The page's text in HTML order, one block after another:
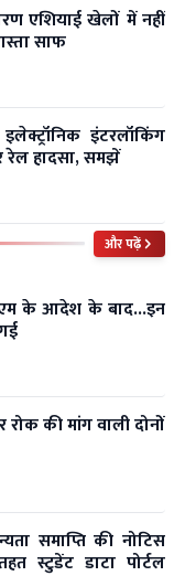
एशियाई खेलों में नहीं
साफ
इंटरलॉकिंग
रेल हादसा, समझें
और पढ़ें
के आदेश के बाद...इन
की मांग वाली दोनों
समाप्ति की नोटिस
स्टुडेंट डाटा पोर्टल